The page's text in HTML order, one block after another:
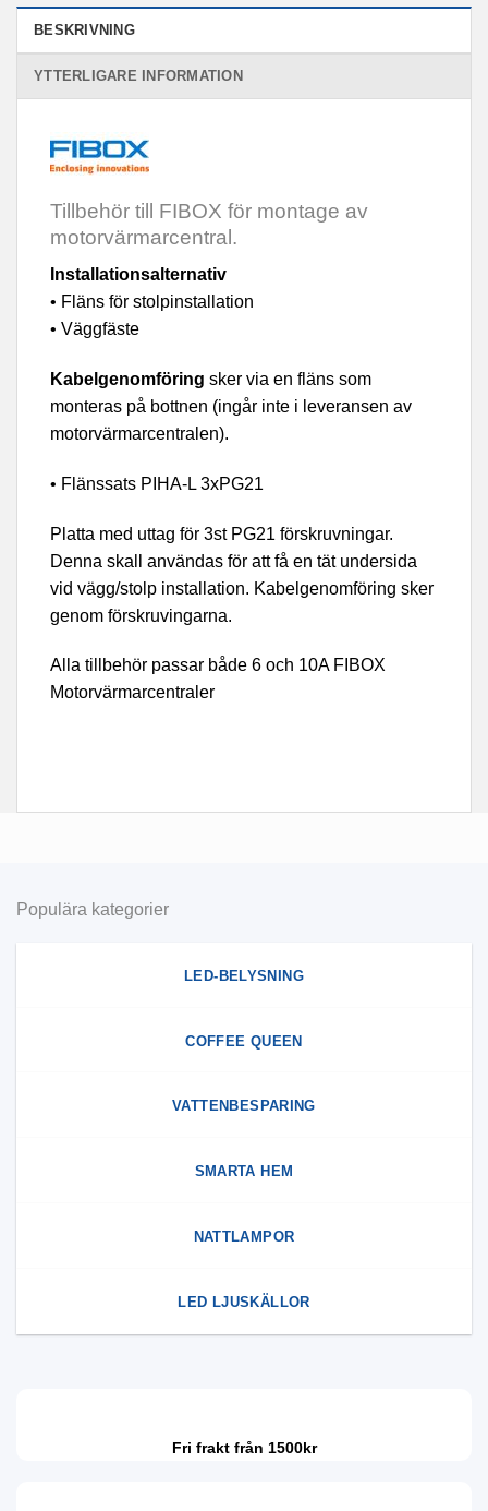
BESKRIVNING
YTTERLIGARE INFORMATION
Tillbehör till FIBOX för montage av
motorvärmarcentral.
Installationsalternativ
• Fläns för stolpinstallation
• Väggfäste
Kabelgenomföring sker via en fläns som
monteras på bottnen (ingår inte i leveransen av
motorvärmarcentralen).
• Flänssats PIHA-L 3xPG21
Platta med uttag för 3st PG21 förskruvningar.
Denna skall användas för att få en tät undersida
vid vägg/stolp installation. Kabelgenomföring sker
genom förskruvingarna.
Alla tillbehör passar både 6 och 10A FIBOX
Motorvärmarcentraler
Populära kategorier
LED-BELYSNING
COFFEE QUEEN
VATTENBESPARING
SMARTA HEM
NATTLAMPOR
LED LJUSKÄLLOR
Fri frakt från 1500kr